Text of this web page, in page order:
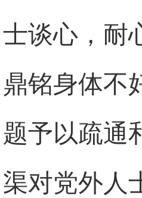
士谈心，耐
鼎铭身体不
题予以疏通
渠对党外人